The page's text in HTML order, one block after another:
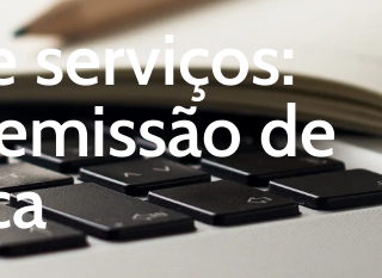
serviços:
de